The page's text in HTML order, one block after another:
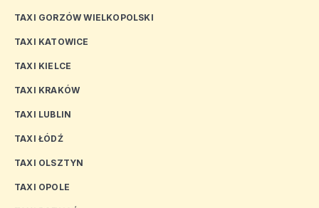
TAXI GORZÓW WIELKOPOLSKI
TAXI KATOWICE
TAXI KIELCE
TAXI KRAKÓW
TAXI LUBLIN
TAXI ŁÓDŹ
TAXI OLSZTYN
TAXI OPOLE